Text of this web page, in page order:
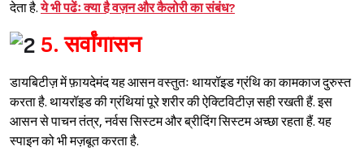
देता है.ये भी पढेंःक्या है वज़न और कैलोरी का संबंध?
5. सर्वांगासन
डायबिटीज़ में फ़ायदेमंद यह आसन वस्तुतः थायरॉइड ग्रंथि का कामकाज दुरुस्त
करता है. थायरॉइड की ग्रंथियां पूरे शरीर की ऐक्टिविटीज़ सही रखती हैं. इस
आसन से पाचन तंत्र, नर्वस सिस्टम और ब्रीदिंग सिस्टम अच्छा रहता हैं. यह
स्पाइन को भी मज़बूत करता है.